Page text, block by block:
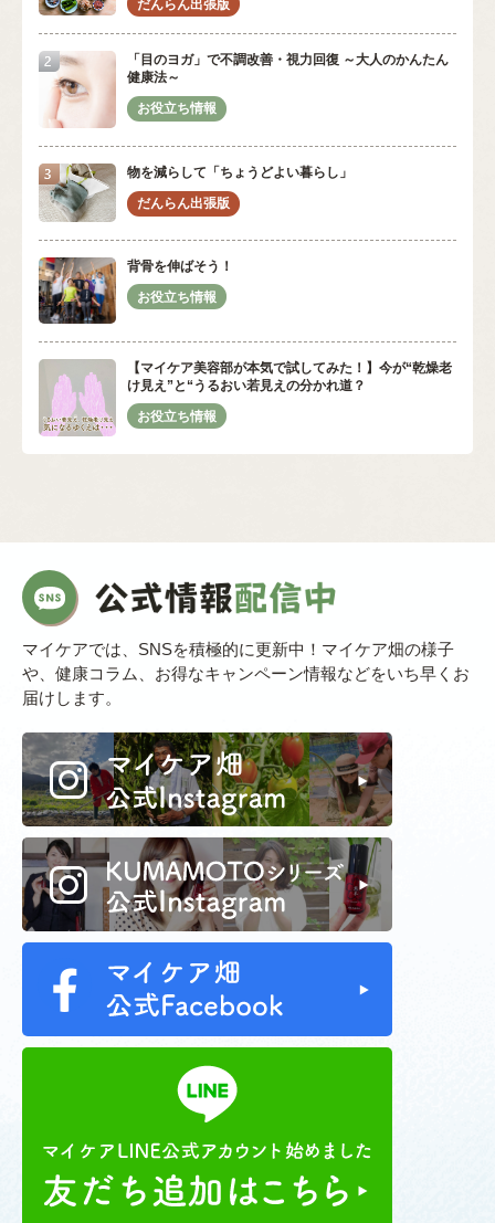
「目のヨガ」で不調改善・視力回復 ～大人のかんたん
健康法～
物を減らして「ちょうどよい暮らし」
背骨を伸ばそう！
【マイケア美容部が本気で試してみた！】今が“乾燥老
け見え”と“うるおい若見えの分かれ道？
マイケアでは、SNSを積極的に更新中！マイケア畑の様子
や、健康コラム、お得なキャンペーン情報などをいち早くお
届けします。